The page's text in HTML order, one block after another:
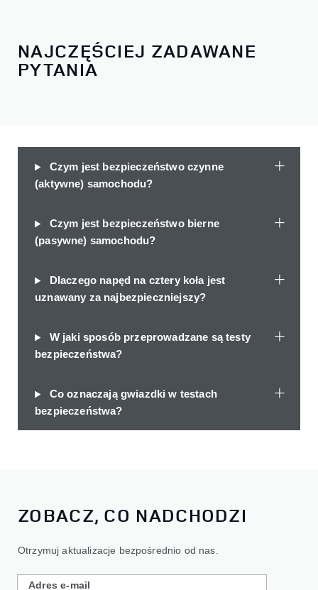
NAJCZĘŚCIEJ ZADAWANE
PYTANIA
Czym jest bezpieczeństwo czynne
(aktywne) samochodu?
Czym jest bezpieczeństwo bierne
(pasywne) samochodu?
Dlaczego napęd na cztery koła jest
uznawany za najbezpieczniejszy?
W jaki sposób przeprowadzane są testy
bezpieczeństwa?
Co oznaczają gwiazdki w testach
bezpieczeństwa?
ZOBACZ, CO NADCHODZI
Otrzymuj aktualizacje bezpośrednio od nas.